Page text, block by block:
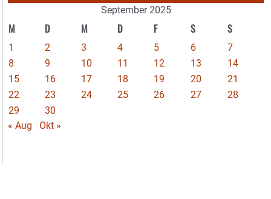
September 2025
M D M D F S S
1 2 3 4 5 6
7
8
9 10 11 12 13
14
15
16 17 18 19 20
21
22
23 24 25 26 27
28
29
30
« Aug
Okt »